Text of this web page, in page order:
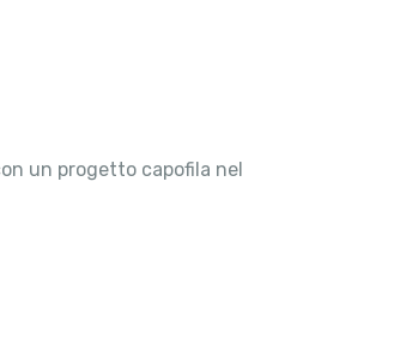
un progetto capofila nel